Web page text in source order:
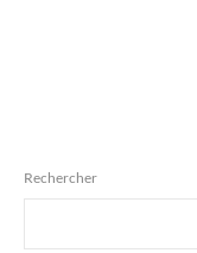
Rechercher